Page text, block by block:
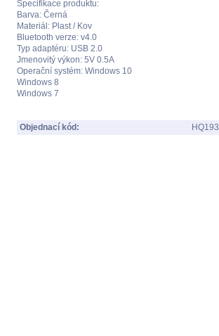
Specifikace produktu:
Barva: Černá
Materiál: Plast / Kov
Bluetooth verze: v4.0
Typ adaptéru: USB 2.0
Jmenovitý výkon: 5V 0.5A
Operační systém: Windows 10
Windows 8
Windows 7
Objednací kód: HQ193